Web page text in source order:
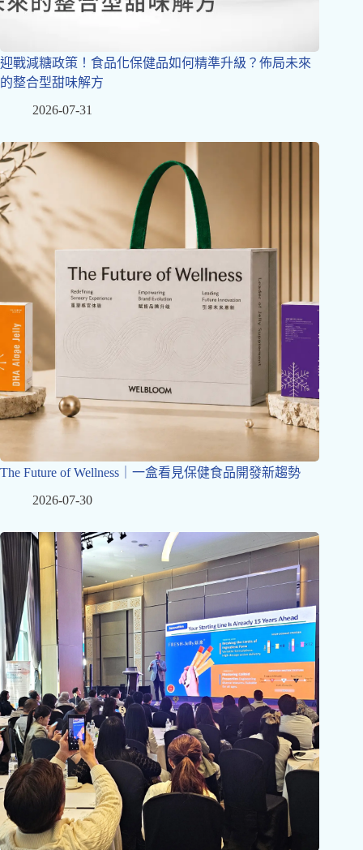
迎戰減糖政策！食品化保健品如何精準升級？佈局未來
的整合型甜味解方
2026-07-31
The Future of Wellness｜一盒看見保健食品開發新趨勢
2026-07-30